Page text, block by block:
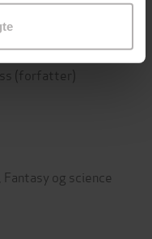
(forfatter)
Fantasy og science